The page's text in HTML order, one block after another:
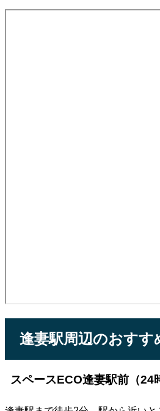
逢妻駅周辺のおすす
スペースECO逢妻駅前（24